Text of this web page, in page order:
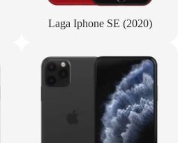
Laga Iphone SE (2020)